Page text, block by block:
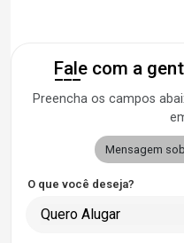
Fale com a
Preencha os campos
Mensagem
O que você deseja?
Quero Alugar